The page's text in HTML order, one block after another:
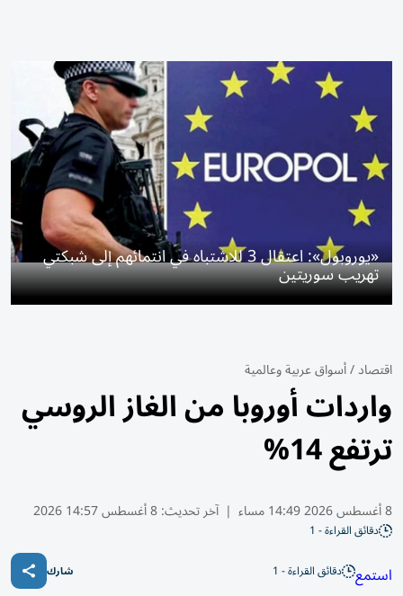
«يوروبول»: اعتقال 3 للاشتباه في انتمائهم إلى شبكتي
تهريب سوريتين
اقتصاد/أسواق عربية وعالمية
واردات أوروبا من الغاز الروسي
ترتفع 14%
8 أغسطس 2026 14:49 مساء | آخر تحديث:8 أغسطس 14:57 2026
دقائق القراءة - 1
استمع دقائق القراءة - 1 شارك